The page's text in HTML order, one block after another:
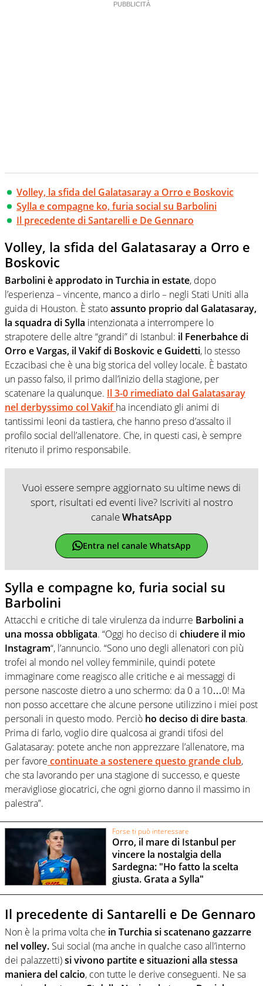
Volley, la sfida del Galatasaray a Orro e Boskovic
Sylla e compagne ko, furia social su Barbolini
Il precedente di Santarelli e De Gennaro
Volley, la sfida del Galatasaray a Orro e
Boskovic
Barbolini è approdato in Turchia in estate, dopo
l’esperienza – vincente, manco a dirlo – negli Stati Uniti alla
guida di Houston. È statoassunto proprio dal Galatasaray,
la squadra di Sylla intenzionata a interrompere lo
strapotere delle altre “grandi” di Istanbul: il Fenerbahce di
Orro e Vargas, il Vakif di Boskovic e Guidetti, lo stesso
Eczacibasi che è una big storica del volley locale. È bastato
un passo falso, il primo dall’inizio della stagione, per
scatenare la qualunque. Il 3-0 rimediato dal Galatasaray
nel derbyssimo col Vakif ha incendiato gli animi di
tantissimi leoni da tastiera, che hanno preso d’assalto il
profilo social dell’allenatore. Che, in questi casi, è sempre
ritenuto il primo responsabile.
Vuoi essere sempre aggiornato su ultime news di
sport, risultati ed eventi live? Iscriviti al nostro
canaleWhatsApp
Entra nel canale WhatsApp
Sylla e compagne ko, furia social su
Barbolini
Attacchi e critiche di tale virulenza da indurre Barbolini a
una mossa obbligata. “Oggi ho deciso di chiudere il mio
Instagram“, l’annuncio. “Sono uno degli allenatori con più
trofei al mondo nel volley femminile, quindi potete
immaginare come reagisco alle critiche e ai messaggi di
persone nascoste dietro a uno schermo: da 0 a 10…0! Ma
non posso accettare che alcune persone utilizzino i miei post
personali in questo modo. Perciò ho deciso di dire basta.
Prima di farlo, voglio dire qualcosa ai grandi tifosi del
Galatasaray: potete anche non apprezzare l’allenatore, ma
per favore continuate a sostenere questo grande club,
che sta lavorando per una stagione di successo, e queste
meravigliose giocatrici, che ogni giorno danno il massimo in
palestra”.
Forse ti può interessare
Orro, il mare di Istanbul per
vincere la nostalgia della
Sardegna: "Ho fatto la scelta
giusta. Grata a Sylla"
Il precedente di Santarelli e De Gennaro
Non è la prima volta che in Turchia si scatenano gazzarre
nel volley. Sui social (ma anche in qualche caso all’interno
dei palazzetti)si vivono partite e situazioni alla stessa
maniera del calcio, con tutte le derive conseguenti. Ne sa